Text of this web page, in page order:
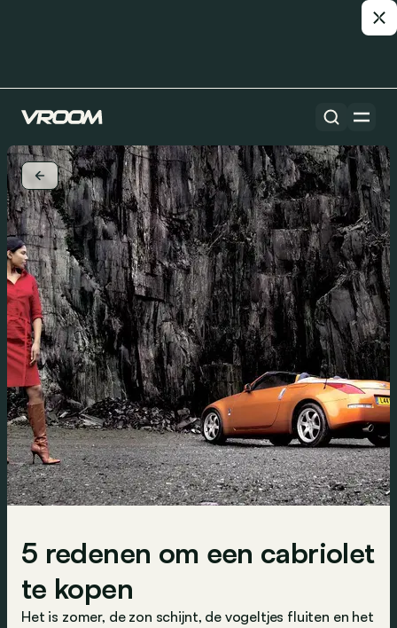
5 redenen om een cabriolet
te kopen
Het is zomer, de zon schijnt, de vogeltjes fluiten en het